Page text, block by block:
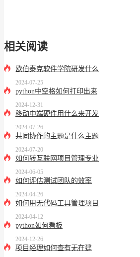
相关阅读
欧伯泰克软件学院研发什么
2024-07-25
python中空格如何打印出来
2024-12-31
移动中端硬件用什么来开发
2024-07-26
共同协作的主题是什么主题
2024-07-20
如何转互联网项目管理专业
2024-06-05
如何评估测试团队的效率
2024-04-26
如何用无代码工具管理项目
2024-04-12
python如何看板
2024-12-26
项目经理如何查有无在建